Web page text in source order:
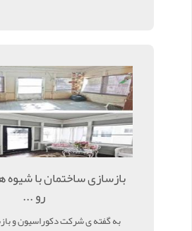
بازسازی ساختمان با شیوه
رو ...
به گفته ی شرکت دکوراسیون و